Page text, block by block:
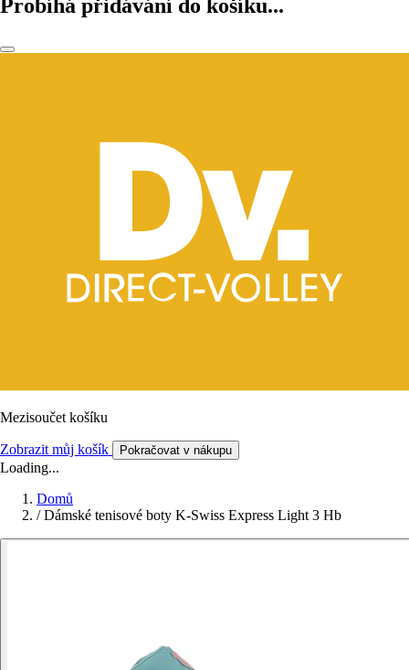
Probíhá přidávání do košíku...
Mezisoučet košíku
Zobrazit můj košík Pokračovat v nákupu
Loading...
Domů
/ Dámské tenisové boty K-Swiss Express Light 3 Hb